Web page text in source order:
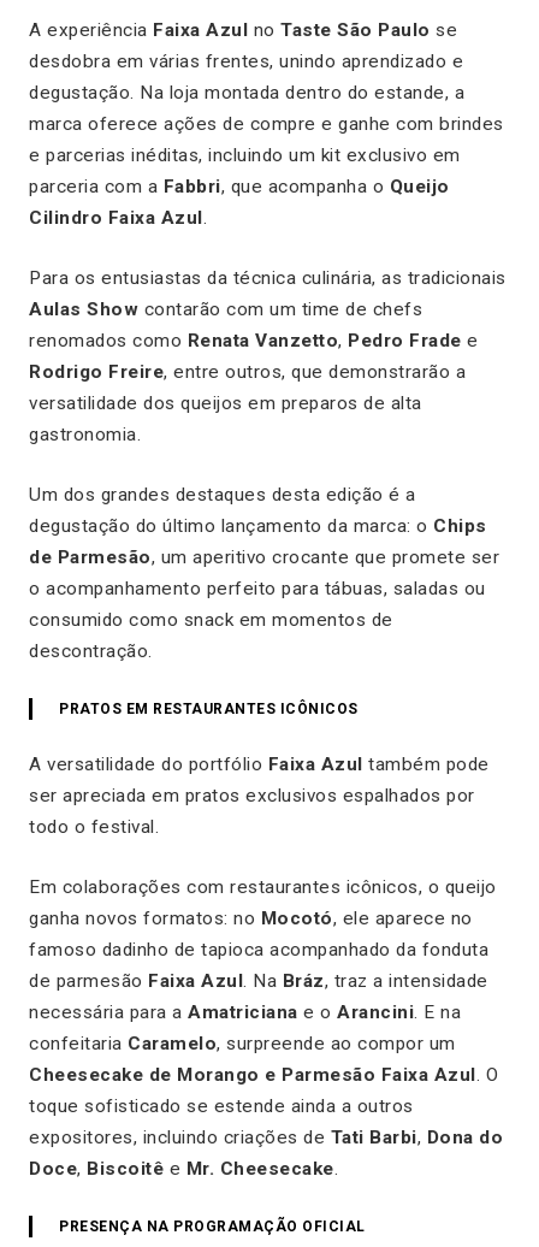
A experiência Faixa Azul no Taste São Paulo se
desdobra em várias frentes, unindo aprendizado e
degustação. Na loja montada dentro do estande, a
marca oferece ações de compre e ganhe com brindes
e parcerias inéditas, incluindo um kit exclusivo em
parceria com a Fabbri, que acompanha o Queijo
Cilindro Faixa Azul.
Para os entusiastas da técnica culinária, as tradicionais
Aulas Show contarão com um time de chefs
renomados como Renata Vanzetto, Pedro Frade e
Rodrigo Freire, entre outros, que demonstrarão a
versatilidade dos queijos em preparos de alta
gastronomia.
Um dos grandes destaques desta edição é a
degustação do último lançamento da marca: o Chips
de Parmesão, um aperitivo crocante que promete ser
o acompanhamento perfeito para tábuas, saladas ou
consumido como snack em momentos de
descontração.
PRATOS EM RESTAURANTES ICÔNICOS
A versatilidade do portfólio Faixa Azul também pode
ser apreciada em pratos exclusivos espalhados por
todo o festival.
Em colaborações com restaurantes icônicos, o queijo
ganha novos formatos: no Mocotó, ele aparece no
famoso dadinho de tapioca acompanhado da fonduta
de parmesão Faixa Azul. Na Bráz, traz a intensidade
necessária para a Amatriciana e o Arancini. E na
confeitaria Caramelo, surpreende ao compor um
Cheesecake de Morango e Parmesão Faixa Azul. O
toque sofisticado se estende ainda a outros
expositores, incluindo criações de Tati Barbi, Dona do
Doce, Biscoitê e Mr. Cheesecake.
PRESENÇA NA PROGRAMAÇÃO OFICIAL